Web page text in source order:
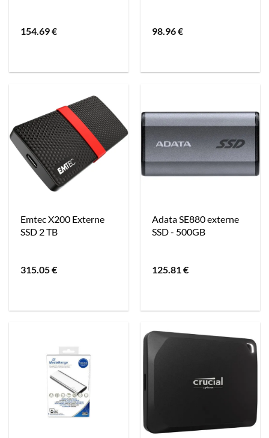
154.69€ 98.96€
Emtec X200 Externe
SSD 2 TB
315.05€
Adata SE880 externe
SSD - 500GB
125.81€